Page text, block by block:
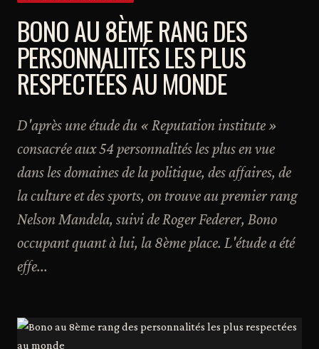
BONO AU 8ÈME RANG DES
PERSONNALITÉS LES PLUS
RESPECTÉES AU MONDE
D'après une étude du « Reputation institute »
consacrée aux 54 personnalités les plus en vue
dans les domaines de la politique, des affaires, de
la culture et des sports, on trouve au premier rang
Nelson Mandela, suivi de Roger Federer, Bono
occupant quant à lui, la 8ème place. L'étude a été
effe...